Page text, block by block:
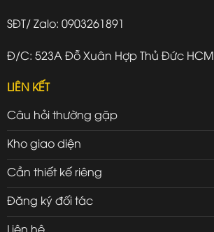
SĐT/ Zalo: 0903261891
Đ/C: 523A Đỗ Xuân Hợp Thủ Đức HCM
LIÊN KẾT
Câu hỏi thường gặp
Kho giao diện
Cần thiết kế riêng
Đăng ký đối tác
Liên hệ